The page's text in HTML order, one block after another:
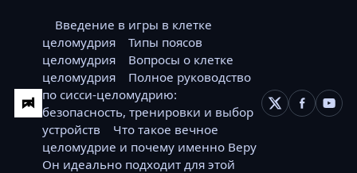
Введение в игры в клетке
целомудрия
Типы поясов
целомудрия
Вопросы о клетке
целомудрия
Полное руководство
по сисси-целомудрию:
безопасность, тренировки и выбор
устройств
Что такое вечное
целомудрие и почему именно Веру
Он идеально подходит для этой